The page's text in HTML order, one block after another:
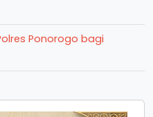
Ponorogo bagi